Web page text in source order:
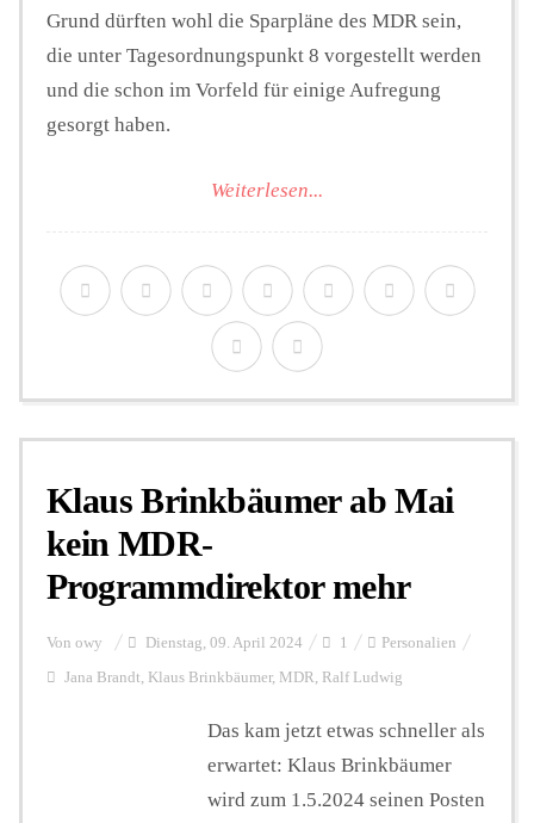
Grund dürften wohl die Sparpläne des MDR sein,
die unter Tagesordnungspunkt 8 vorgestellt werden
und die schon im Vorfeld für einige Aufregung
gesorgt haben.
Weiterlesen...
Klaus Brinkbäumer ab Mai
kein MDR-
Programmdirektor mehr
Von owy Dienstag, 09. April 2024 1 Personalien
Jana Brandt, Klaus Brinkbäumer, MDR, Ralf Ludwig
Das kam jetzt etwas schneller als
erwartet: Klaus Brinkbäumer
wird zum 1.5.2024 seinen Posten